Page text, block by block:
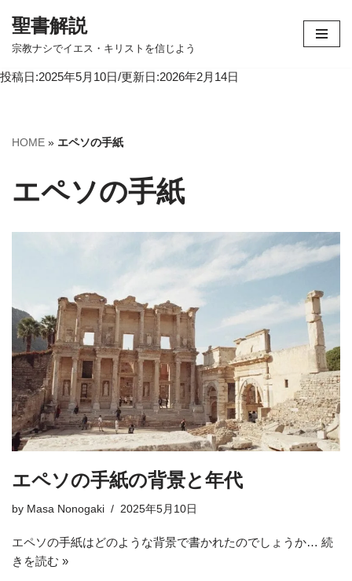
コ
テ
へ
聖書解説
宗教ナシでイエス・キリストを信じよう
投稿日:2025年5月10日/更新日:2026年2月14日
HOME » エペソの手紙
エペソの手紙
エペソの手紙の背景と年代
by Masa Nonogaki 2025年5月10日
エペソの手紙はどのような背景で書かれたのでしょうか… 続
きを読む »